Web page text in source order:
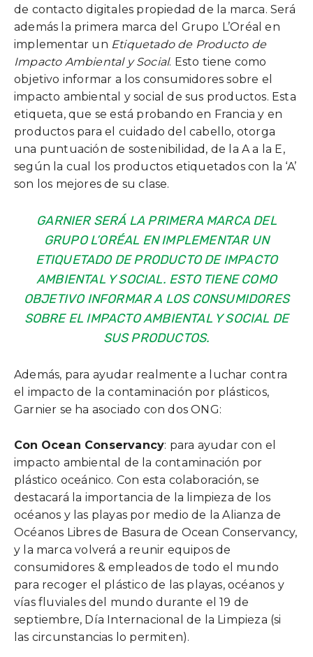
de contacto digitales propiedad de la marca. Será
además la primera marca del Grupo L’Oréal en
implementar un Etiquetado de Producto de
Impacto Ambiental y Social. Esto tiene como
objetivo informar a los consumidores sobre el
impacto ambiental y social de sus productos. Esta
etiqueta, que se está probando en Francia y en
productos para el cuidado del cabello, otorga
una puntuación de sostenibilidad, de la A a la E,
según la cual los productos etiquetados con la ‘A’
son los mejores de su clase.
GARNIER SERÁ LA PRIMERA MARCA DEL
GRUPO L’ORÉAL EN IMPLEMENTAR UN
ETIQUETADO DE PRODUCTO DE IMPACTO
AMBIENTAL Y SOCIAL. ESTO TIENE COMO
OBJETIVO INFORMAR A LOS CONSUMIDORES
SOBRE EL IMPACTO AMBIENTAL Y SOCIAL DE
SUS PRODUCTOS.
Además, para ayudar realmente a luchar contra
el impacto de la contaminación por plásticos,
Garnier se ha asociado con dos ONG:
Con Ocean Conservancy: para ayudar con el
impacto ambiental de la contaminación por
plástico oceánico. Con esta colaboración, se
destacará la importancia de la limpieza de los
océanos y las playas por medio de la Alianza de
Océanos Libres de Basura de Ocean Conservancy,
y la marca volverá a reunir equipos de
consumidores & empleados de todo el mundo
para recoger el plástico de las playas, océanos y
vías fluviales del mundo durante el 19 de
septiembre, Día Internacional de la Limpieza (si
las circunstancias lo permiten).